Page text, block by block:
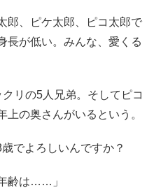
郎、ピケ太郎、ピコ太郎で
長が低い。みんな、愛くる
リの5人兄弟。そしてピコ
の奥さんがいるという。
でよろしいんですか？
齢は……」